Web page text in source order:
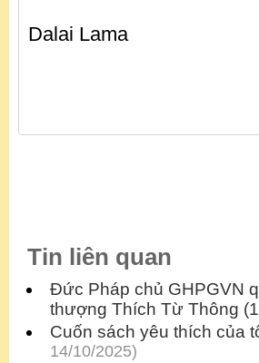
Dalai Lama
Tin liên quan
Đức Pháp chủ GHPGVN
thượng Thích Từ Thông
Cuốn sách yêu thích của
14/10/2025)